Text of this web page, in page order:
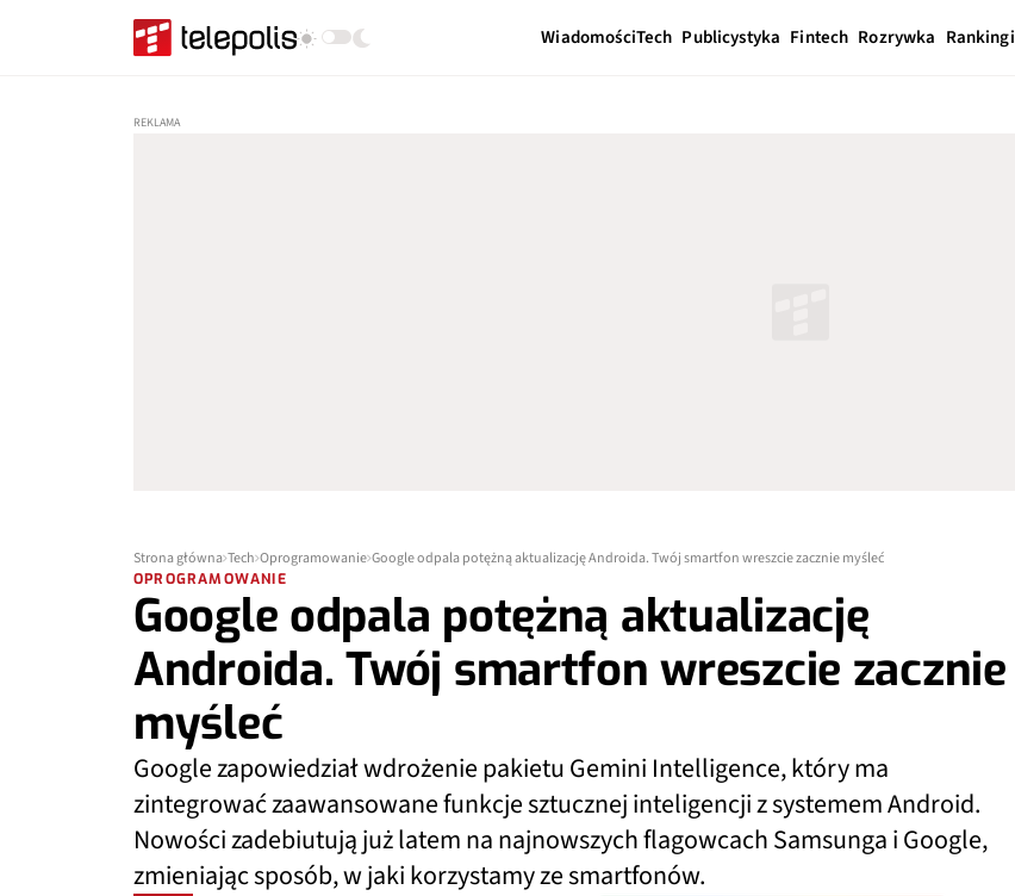
WiadomościTech Publicystyka Fintech Rozrywka Rankingi
Strona główna Tech Oprogramowanie Google odpala potężną aktualizację Androida. Twój smartfon wreszcie zacznie myśleć
OPROGRAMOWANIE
Google odpala potężną aktualizację
Androida. Twój smartfon wreszcie zacznie
myśleć
Google zapowiedział wdrożenie pakietu Gemini Intelligence, który ma
zintegrować zaawansowane funkcje sztucznej inteligencji z systemem Android.
Nowości zadebiutują już latem na najnowszych flagowcach Samsunga i Google,
zmieniając sposób, w jaki korzystamy ze smartfonów.